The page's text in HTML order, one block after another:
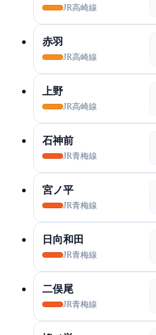
JR高崎線
赤羽
JR高崎線
上野
JR高崎線
石神前
JR青梅線
宮ノ平
JR青梅線
日向和田
JR青梅線
二俣尾
JR青梅線